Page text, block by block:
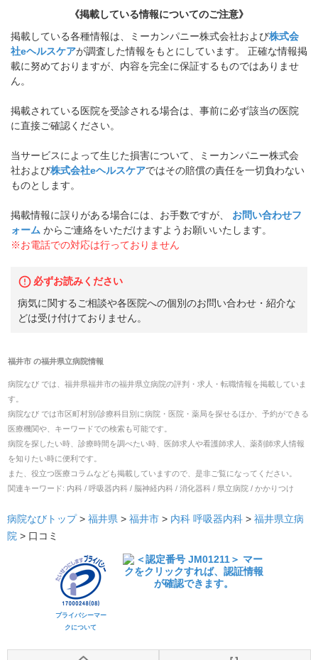
《掲載している情報についてのご注意》
掲載している各種情報は、ミーカンパニー株式会社および株式会
社eヘルスケアが調査した情報をもとにしています。 正確な情報掲
載に努めておりますが、内容を完全に保証するものではありませ
ん。
掲載されている医院を受診される場合は、事前に必ず該当の医院
に直接ご確認ください。
当サービスによって生じた損害について、ミーカンパニー株式会
社および株式会社eヘルスケアではその賠償の責任を一切負わない
ものとします。
掲載情報に誤りがある場合には、お手数ですが、
お問い合わせフ
ォーム からご連絡をいただけますようお願いいたします。
※お電話での対応は行っておりません
必ずお読みください
病気に関するご相談や各医院への個別のお問い合わせ・紹介な
どは受け付けておりません。
福井市の福井県立病院情報
病院なび では、 福井県福井市の福井県立病院の評判・求人・転職情報を掲載していま
す。
病院なび では市区町村別/診療科目別に病院・医院・薬局を探せるほか、予約ができる
医療機関や、キーワードでの検索も可能です。
病院を探したい時、診療時間を調べたい時、医師求人や看護師求人、薬剤師求人情報
を知りたい時に便利です。
また、役立つ医療コラムなども掲載していますので、是非ご覧になってください。
関連キーワード: 内科 / 呼吸器内科 / 脳神経内科 / 消化器科 / 県立病院 / かかりつけ
病院なびトップ > 福井県 > 福井市 > 内科 呼吸器内科 > 福井県立病
院 > 口コミ
プライバシーマー
クについて